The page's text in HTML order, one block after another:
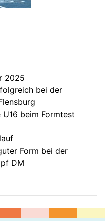
2025
bei der
beim Formtest
Form bei der
DM